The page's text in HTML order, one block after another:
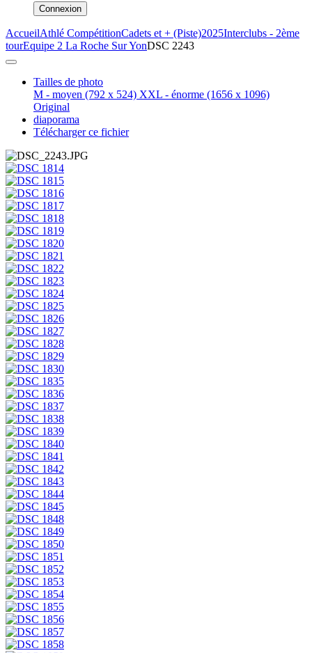
Connexion
AccueilAthlé CompétitionCadets et + (Piste)2025Interclubs - 2ème
tourEquipe 2 La Roche Sur YonDSC 2243
Tailles de photo
M - moyen (792 x 524) XXL - énorme (1656 x 1096)
Original
diaporama
Télécharger ce fichier